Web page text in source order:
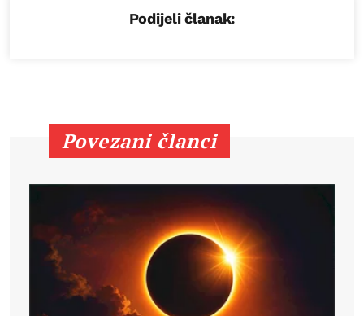
Podijeli članak:
Povezani članci